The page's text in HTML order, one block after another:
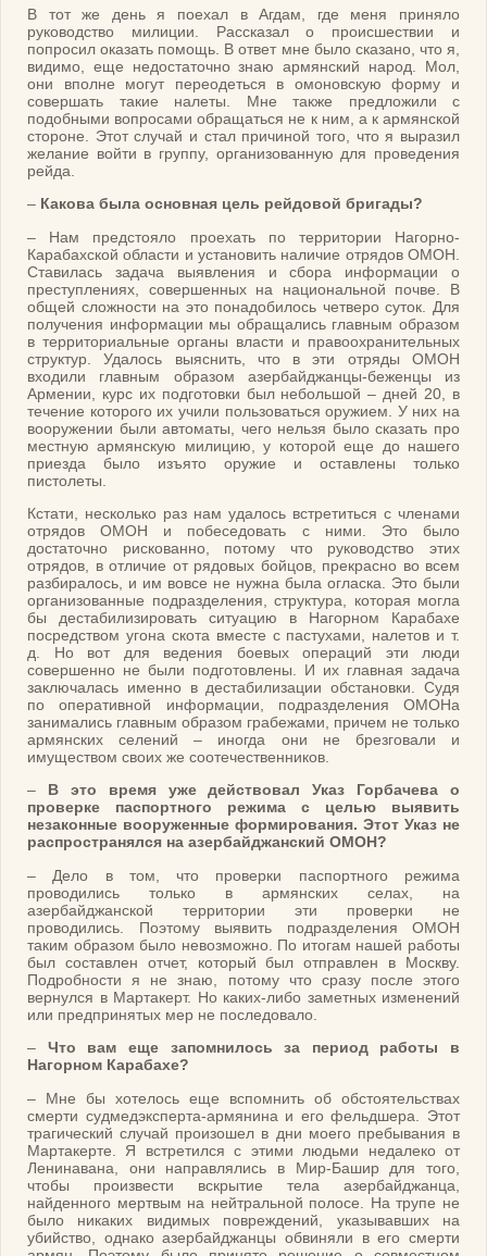
В тот же день я поехал в Агдам, где меня приняло
руководство милиции. Рассказал о происшествии и
попросил оказать помощь. В ответ мне было сказано, что я,
видимо, еще недостаточно знаю армянский народ. Мол,
они вполне могут переодеться в омоновскую форму и
совершать такие налеты. Мне также предложили с
подобными вопросами обращаться не к ним, а к армянской
стороне. Этот случай и стал причиной того, что я выразил
желание войти в группу, организованную для проведения
рейда.
– Какова была основная цель рейдовой бригады?
– Нам предстояло проехать по территории Нагорно-
Карабахской области и установить наличие отрядов ОМОН.
Ставилась задача выявления и сбора информации о
преступлениях, совершенных на национальной почве. В
общей сложности на это понадобилось четверо суток. Для
получения информации мы обращались главным образом
в территориальные органы власти и правоохранительных
структур. Удалось выяснить, что в эти отряды ОМОН
входили главным образом азербайджанцы-беженцы из
Армении, курс их подготовки был небольшой – дней 20, в
течение которого их учили пользоваться оружием. У них на
вооружении были автоматы, чего нельзя было сказать про
местную армянскую милицию, у которой еще до нашего
приезда было изъято оружие и оставлены только
пистолеты.
Кстати, несколько раз нам удалось встретиться с членами
отрядов ОМОН и побеседовать с ними. Это было
достаточно рискованно, потому что руководство этих
отрядов, в отличие от рядовых бойцов, прекрасно во всем
разбиралось, и им вовсе не нужна была огласка. Это были
организованные подразделения, структура, которая могла
бы дестабилизировать ситуацию в Нагорном Карабахе
посредством угона скота вместе с пастухами, налетов и т.
д. Но вот для ведения боевых операций эти люди
совершенно не были подготовлены. И их главная задача
заключалась именно в дестабилизации обстановки. Судя
по оперативной информации, подразделения ОМОНа
занимались главным образом грабежами, причем не только
армянских селений – иногда они не брезговали и
имуществом своих же соотечественников.
– В это время уже действовал Указ Горбачева о
проверке паспортного режима с целью выявить
незаконные вооруженные формирования. Этот Указ не
распространялся на азербайджанский ОМОН?
– Дело в том, что проверки паспортного режима
проводились только в армянских селах, на
азербайджанской территории эти проверки не
проводились. Поэтому выявить подразделения ОМОН
таким образом было невозможно. По итогам нашей работы
был составлен отчет, который был отправлен в Москву.
Подробности я не знаю, потому что сразу после этого
вернулся в Мартакерт. Но каких-либо заметных изменений
или предпринятых мер не последовало.
– Что вам еще запомнилось за период работы в
Нагорном Карабахе?
– Мне бы хотелось еще вспомнить об обстоятельствах
смерти судмедэксперта-армянина и его фельдшера. Этот
трагический случай произошел в дни моего пребывания в
Мартакерте. Я встретился с этими людьми недалеко от
Ленинавана, они направлялись в Мир-Башир для того,
чтобы произвести вскрытие тела азербайджанца,
найденного мертвым на нейтральной полосе. На трупе не
было никаких видимых повреждений, указывавших на
убийство, однако азербайджанцы обвиняли в его смерти